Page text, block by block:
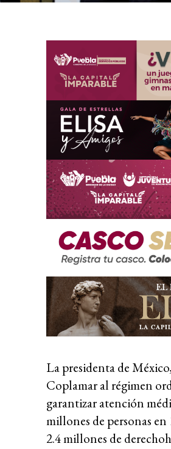
La presidenta de
Coplamar al régimen
garantizar atención
millones de personas
2.4 millones de